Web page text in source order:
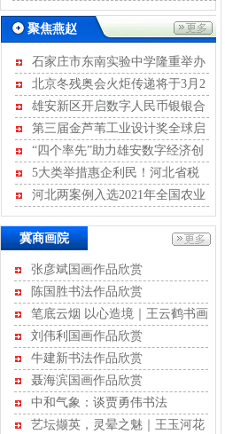
会
聚焦燕赵
石家庄市东南实验中学隆重举办
离队入团暨青春宣誓活动
北京冬残奥会火炬传递将于3月2
日至4日进行
雄安新区开启数字人民币银银合
作模式
第三届金芦苇工业设计奖全球启
动征集
“四个率先”助力雄安数字经济创
新发展
5大类举措惠企利民！河北省税
务局开展2022年便民办税“春风行
动”
河北两案例入选2021年全国农业
绿色发展典型案例
冀商画院
张彦斌国画作品欣赏
陈国胜书法作品欣赏
笔底云烟 以心造境｜王云鹤书画
作品评赏
刘伟利国画作品欣赏
牛建新书法作品欣赏
聂海滨国画作品欣赏
中和气象：谈贾勇伟书法
艺坛撷英，灵晕之魅｜王玉河花
河北省不动产商会
石家庄市沧州商会
河北省康龙文化传播有限公司
河北经贸大学继续教育学院
河北省书画艺术研究院
石家庄国大酒店经营有限公司
石家庄君乐宝乳业有限公司